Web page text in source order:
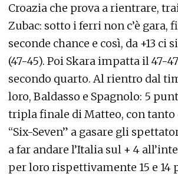
Croazia che prova a rientrare,
Zubac: sotto i ferri non c’è gara,
seconde chance e così, da +13 ci
(47-45). Poi Skara impatta il 47-
secondo quarto. Al rientro dal
loro, Baldasso e Spagnolo: 5
tripla finale di Matteo, con tanto
“Six-Seven” a gasare gli
a far andare l’Italia sul + 4
per loro rispettivamente 15 e 14